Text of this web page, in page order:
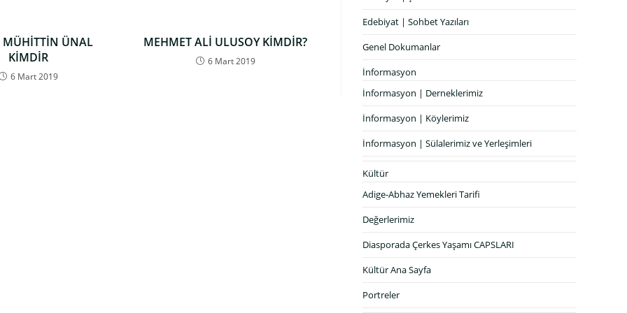
MÜHİTTİN ÜNAL
KİMDİR
6 Mart 2019
MEHMET ALİ ULUSOY KİMDİR?
6 Mart 2019
Edebiyat | Sohbet Yazıları
Genel Dokumanlar
İnformasyon
İnformasyon | Derneklerimiz
İnformasyon | Köylerimiz
İnformasyon | Sülalerimiz ve Yerleşimleri
Kültür
Adige-Abhaz Yemekleri Tarifi
Değerlerimiz
Diasporada Çerkes Yaşamı CAPSLARI
Kültür Ana Sayfa
Portreler